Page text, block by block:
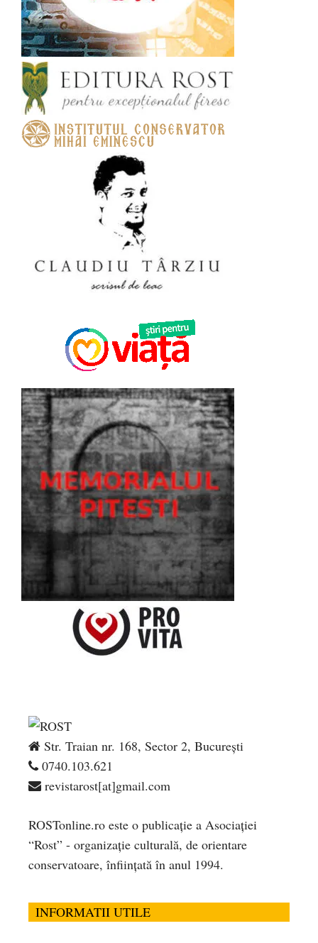
Str. Traian nr. 168, Sector 2, București
0740.103.621
revistarost[at]gmail.com
ROSTonline.ro este o publicaţie a Asociaţiei
“Rost” - organizaţie culturală, de orientare
conservatoare, înfiinţată în anul 1994.
INFORMATII UTILE